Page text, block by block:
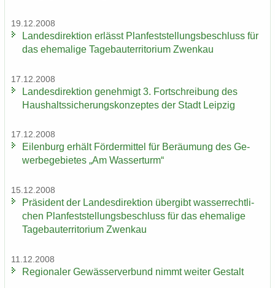
19.12.2008
Lan­des­di­rek­ti­on er­lässt Plan­fest­stel­lungs­be­schluss für
das ehe­ma­li­ge Ta­ge­bau­ter­ri­to­ri­um Zwenkau
17.12.2008
Lan­des­di­rek­ti­on ge­neh­migt 3. Fort­schrei­bung des
Haus­halts­si­che­rungs­kon­zep­tes der Stadt Leip­zig
17.12.2008
Ei­len­burg er­hält För­der­mit­tel für Be­räu­mung des Ge­
wer­be­ge­bie­tes „Am Was­ser­turm“
15.12.2008
Prä­si­dent der Lan­des­di­rek­ti­on über­gibt was­ser­recht­li­
chen Plan­fest­stel­lungs­be­schluss für das ehe­ma­li­ge
Ta­ge­bau­ter­ri­to­ri­um Zwenkau
11.12.2008
Re­gio­na­ler Ge­wäs­ser­ver­bund nimmt wei­ter Ge­stalt